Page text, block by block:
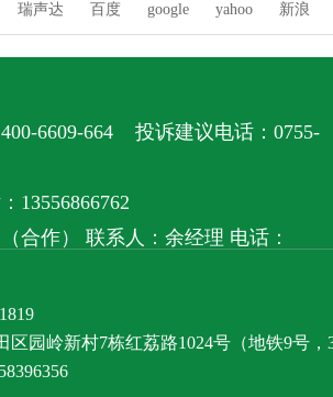
瑞声达 百度 google yahoo 新浪
6609-664
投诉建议电话：0755-
13556866762
合作） 联系人：余经理 电话：
区园岭新村7栋红荔路1024号（地铁9号